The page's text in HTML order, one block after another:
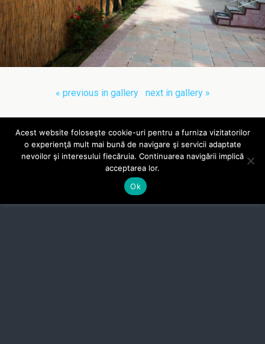
« previous in gallery next in gallery »
Back to top
Mobile Desktop
Site-ul mareaneagra.com.ro folosește cookie-uri, pentru a
garanta o navigare simplă și potrivită cu interesele utilizatorilor.
Afla mai multe
Acest website foloseşte cookie-uri pentru a furniza vizitatorilor
o experienţă mult mai bună de navigare şi servicii adaptate
nevoilor şi interesului fiecăruia. Continuarea navigării implică
acceptarea lor.
Ok